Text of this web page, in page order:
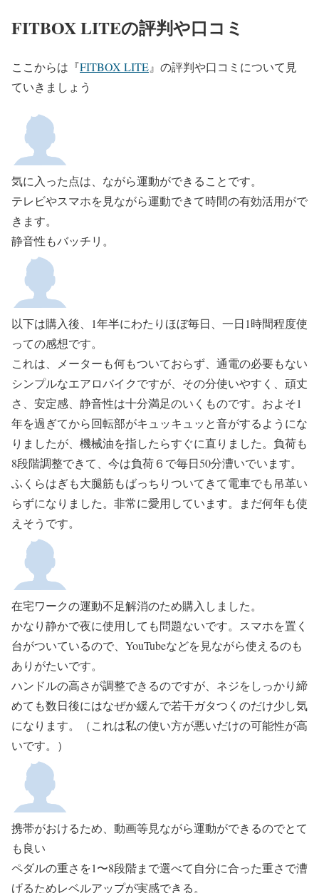
FITBOX LITEの評判や口コミ
ここからは『FITBOX LITE』の評判や口コミについて見
ていきましょう
気に入った点は、ながら運動ができることです。
テレビやスマホを見ながら運動できて時間の有効活用がで
きます。
静音性もバッチリ。
以下は購入後、1年半にわたりほぼ毎日、一日1時間程度使
っての感想です。
これは、メーターも何もついておらず、通電の必要もない
シンプルなエアロバイクですが、その分使いやすく、頑丈
さ、安定感、静音性は十分満足のいくものです。およそ1
年を過ぎてから回転部がキュッキュッと音がするようにな
りましたが、機械油を指したらすぐに直りました。負荷も
8段階調整できて、今は負荷６で毎日50分漕いでいます。
ふくらはぎも大腿筋もばっちりついてきて電車でも吊革い
らずになりました。非常に愛用しています。まだ何年も使
えそうです。
在宅ワークの運動不足解消のため購入しました。
かなり静かで夜に使用しても問題ないです。スマホを置く
台がついているので、YouTubeなどを見ながら使えるのも
ありがたいです。
ハンドルの高さが調整できるのですが、ネジをしっかり締
めても数日後にはなぜか緩んで若干ガタつくのだけ少し気
になります。（これは私の使い方が悪いだけの可能性が高
いです。）
携帯がおけるため、動画等見ながら運動ができるのでとて
も良い
ペダルの重さを1〜8段階まで選べて自分に合った重さで漕
げるためレベルアップが実感できる。